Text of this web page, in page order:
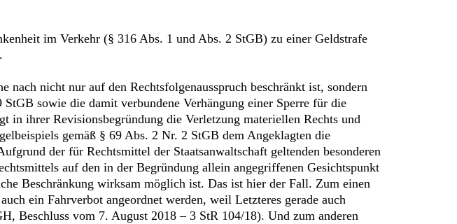
im Verkehr (§ 316 Abs. 1 und Abs. 2 StGB) zu einer Geldstrafe
nicht nur auf den Rechtsfolgenausspruch beschränkt ist, sondern
sowie die damit verbundene Verhängung einer Sperre für die
in ihrer Revisionsbegründung die Verletzung materiellen Rechts und
gemäß § 69 Abs. 2 Nr. 2 StGB dem Angeklagten die
der für Rechtsmittel der Staatsanwaltschaft geltenden besonderen
auf den in der Begründung allein angegriffenen Gesichtspunkt
Beschränkung wirksam möglich ist. Das ist hier der Fall. Zum einen
ein Fahrverbot angeordnet werden, weil Letzteres gerade auch
Beschluss vom 7. August 2018 – 3 StR 104/18). Und zum anderen